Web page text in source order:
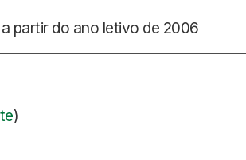
partir do ano letivo de 2006
)